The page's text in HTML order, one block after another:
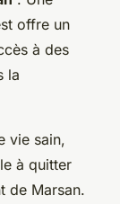
offre un
à des
la
vie sain,
à quitter
de Marsan.